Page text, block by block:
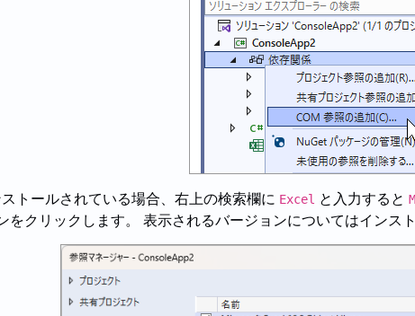
トールされている場合、右上の検索欄に Excel と入力すると
をクリックします。 表示されるバージョンについてはインス